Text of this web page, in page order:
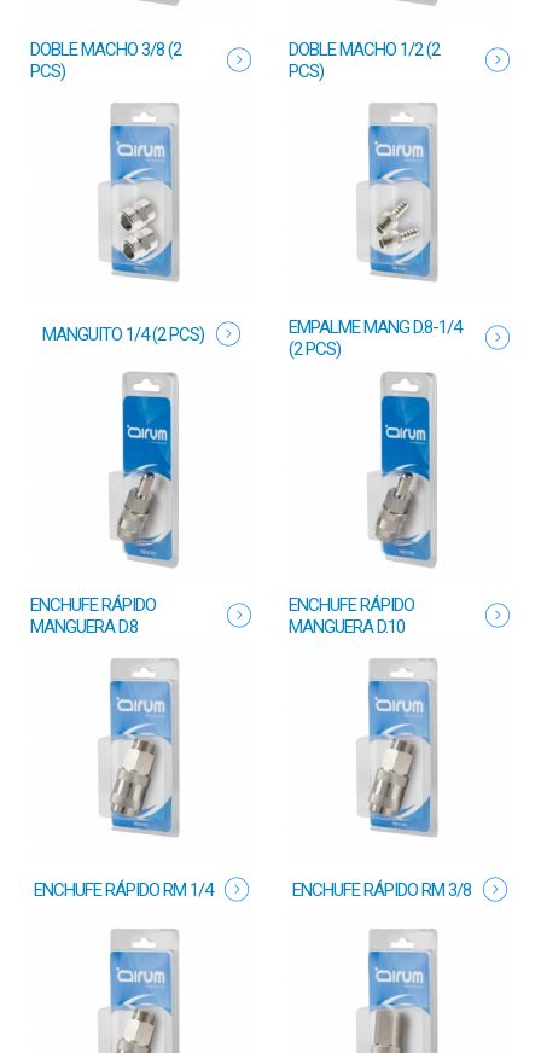
DOBLE MACHO 3/8 (2
PCS)
DOBLE MACHO 1/2 (2
PCS)
MANGUITO 1/4 (2 PCS)
EMPALME MANG D.8-1/4
(2 PCS)
ENCHUFE RÁPIDO
MANGUERA D.8
ENCHUFE RÁPIDO
MANGUERA D.10
ENCHUFE RÁPIDO RM 1/4 ENCHUFE RÁPIDO RM 3/8